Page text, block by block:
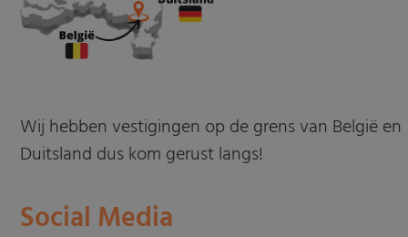
Wij hebben vestigingen op de grens van België en
Duitsland dus kom gerust langs!
Social Media